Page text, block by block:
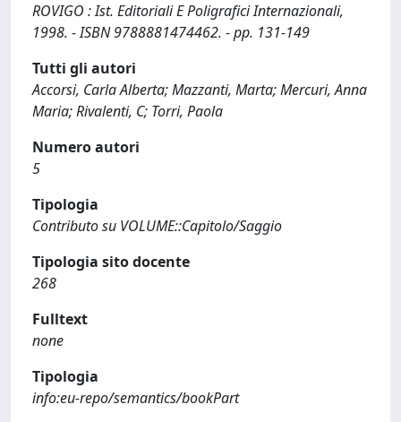
ROVIGO : Ist. Editoriali E Poligrafici Internazionali,
1998. - ISBN 9788881474462. - pp. 131-149
Tutti gli autori
Accorsi, Carla Alberta; Mazzanti, Marta; Mercuri, Anna
Maria; Rivalenti, C; Torri, Paola
Numero autori
5
Tipologia
Contributo su VOLUME::Capitolo/Saggio
Tipologia sito docente
268
Fulltext
none
Tipologia
info:eu-repo/semantics/bookPart